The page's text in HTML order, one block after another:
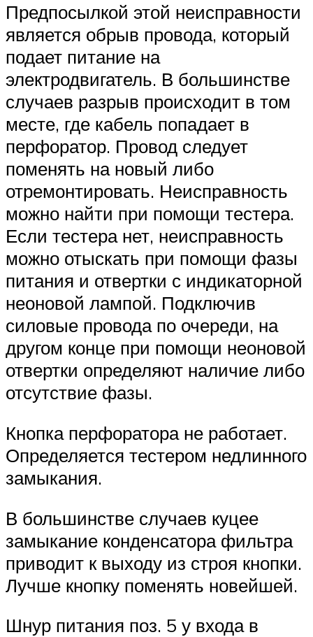
Предпосылкой этой неисправности
является обрыв провода, который
подает питание на
электродвигатель. В большинстве
случаев разрыв происходит в том
месте, где кабель попадает в
перфоратор. Провод следует
поменять на новый либо
отремонтировать. Неисправность
можно найти при помощи тестера.
Если тестера нет, неисправность
можно отыскать при помощи фазы
питания и отвертки с индикаторной
неоновой лампой. Подключив
силовые провода по очереди, на
другом конце при помощи неоновой
отвертки определяют наличие либо
отсутствие фазы.
Кнопка перфоратора не работает.
Определяется тестером недлинного
замыкания.
В большинстве случаев куцее
замыкание конденсатора фильтра
приводит к выходу из строя кнопки.
Лучше кнопку поменять новейшей.
Шнур питания поз. 5 у входа в